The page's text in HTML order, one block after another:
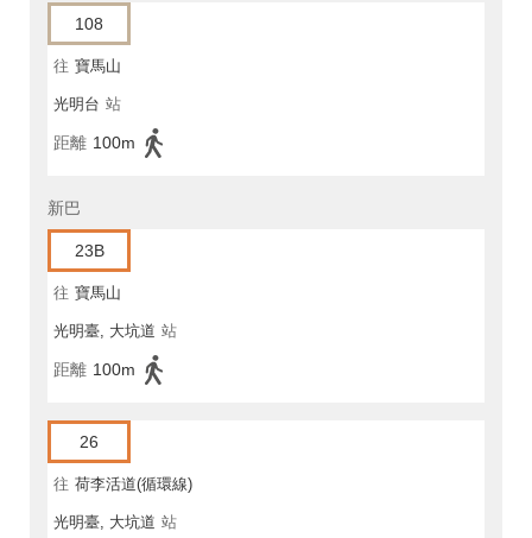
108
往 寶馬山
光明台 站
距離 100m
新巴
23B
往 寶馬山
光明臺, 大坑道 站
距離 100m
26
往 荷李活道(循環線)
光明臺, 大坑道 站